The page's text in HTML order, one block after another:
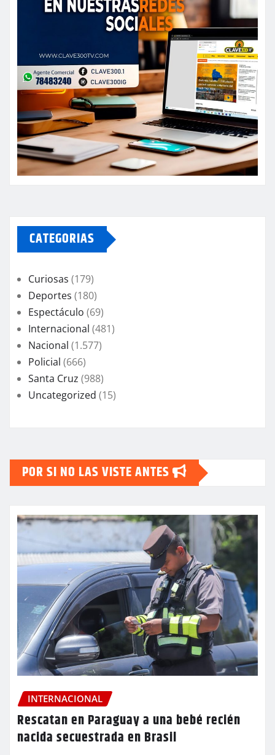
CATEGORIAS
Curiosas (179)
Deportes (180)
Espectáculo (69)
Internacional (481)
Nacional (1.577)
Policial (666)
Santa Cruz (988)
Uncategorized (15)
POR SI NO LAS VISTE ANTES
INTERNACIONAL
Rescatan en Paraguay a una bebé recién
nacida secuestrada en Brasil